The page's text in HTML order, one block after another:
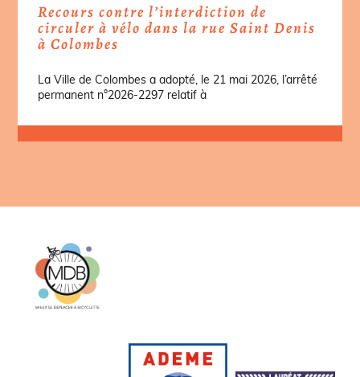
Recours contre l’interdiction de
circuler à vélo dans la rue Saint Denis
à Colombes
La Ville de Colombes a adopté, le 21 mai 2026, l’arrêté
permanent n°2026-2297 relatif à